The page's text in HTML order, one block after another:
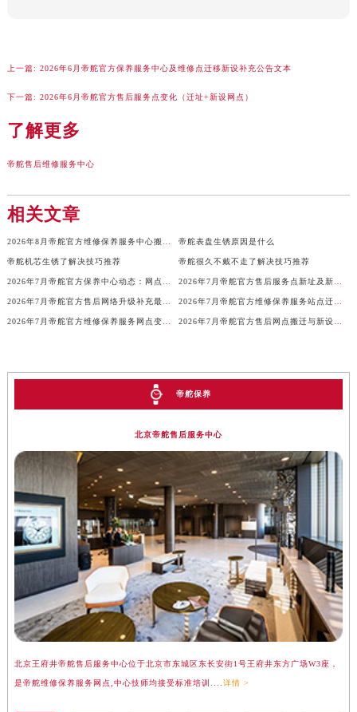
上一篇: 2026年6月帝舵官方保养服务中心及维修点迁移新设补充公告文本
下一篇: 2026年6月帝舵官方售后服务点变化（迁址+新设网点）
了解更多
帝舵售后维修服务中心
相关文章
2026年8月帝舵官方维修保养服务中心搬迁与新设网点通告 帝舵表盘生锈原因是什么
帝舵机芯生锈了解决技巧推荐 帝舵很久不戴不走了解决技巧推荐
2026年7月帝舵官方保养中心动态：网点迁址与维修点新增 2026年7月帝舵官方售后服务点新址及新增网点补充公示
2026年7月帝舵官方售后网络升级补充最终速报（迁址及新开） 2026年7月帝舵官方维修保养服务站点迁移新开补充汇总内容对外发布
2026年7月帝舵官方维修保养服务网点变动公告（迁址+新增） 2026年7月帝舵官方售后网点搬迁与新设服务告知补充版
帝舵保养
北京帝舵售后服务中心
北京王府井帝舵售后服务中心位于北京市东城区东长安街1号王府井东方广场W3座，
是帝舵维修保养服务网点,中心技师均接受标准培训.... 详情 >